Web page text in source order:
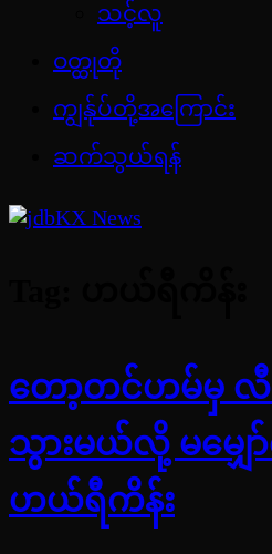
သင့်လူ
ဝတ္ထုတို
ကျွန်ုပ်တို့အကြောင်း
ဆက်သွယ်ရန်
တော့တင်ဟမ်မှ လီ
သွားမယ်လို့ မမျှေ
ဟယ်ရီကိန်း